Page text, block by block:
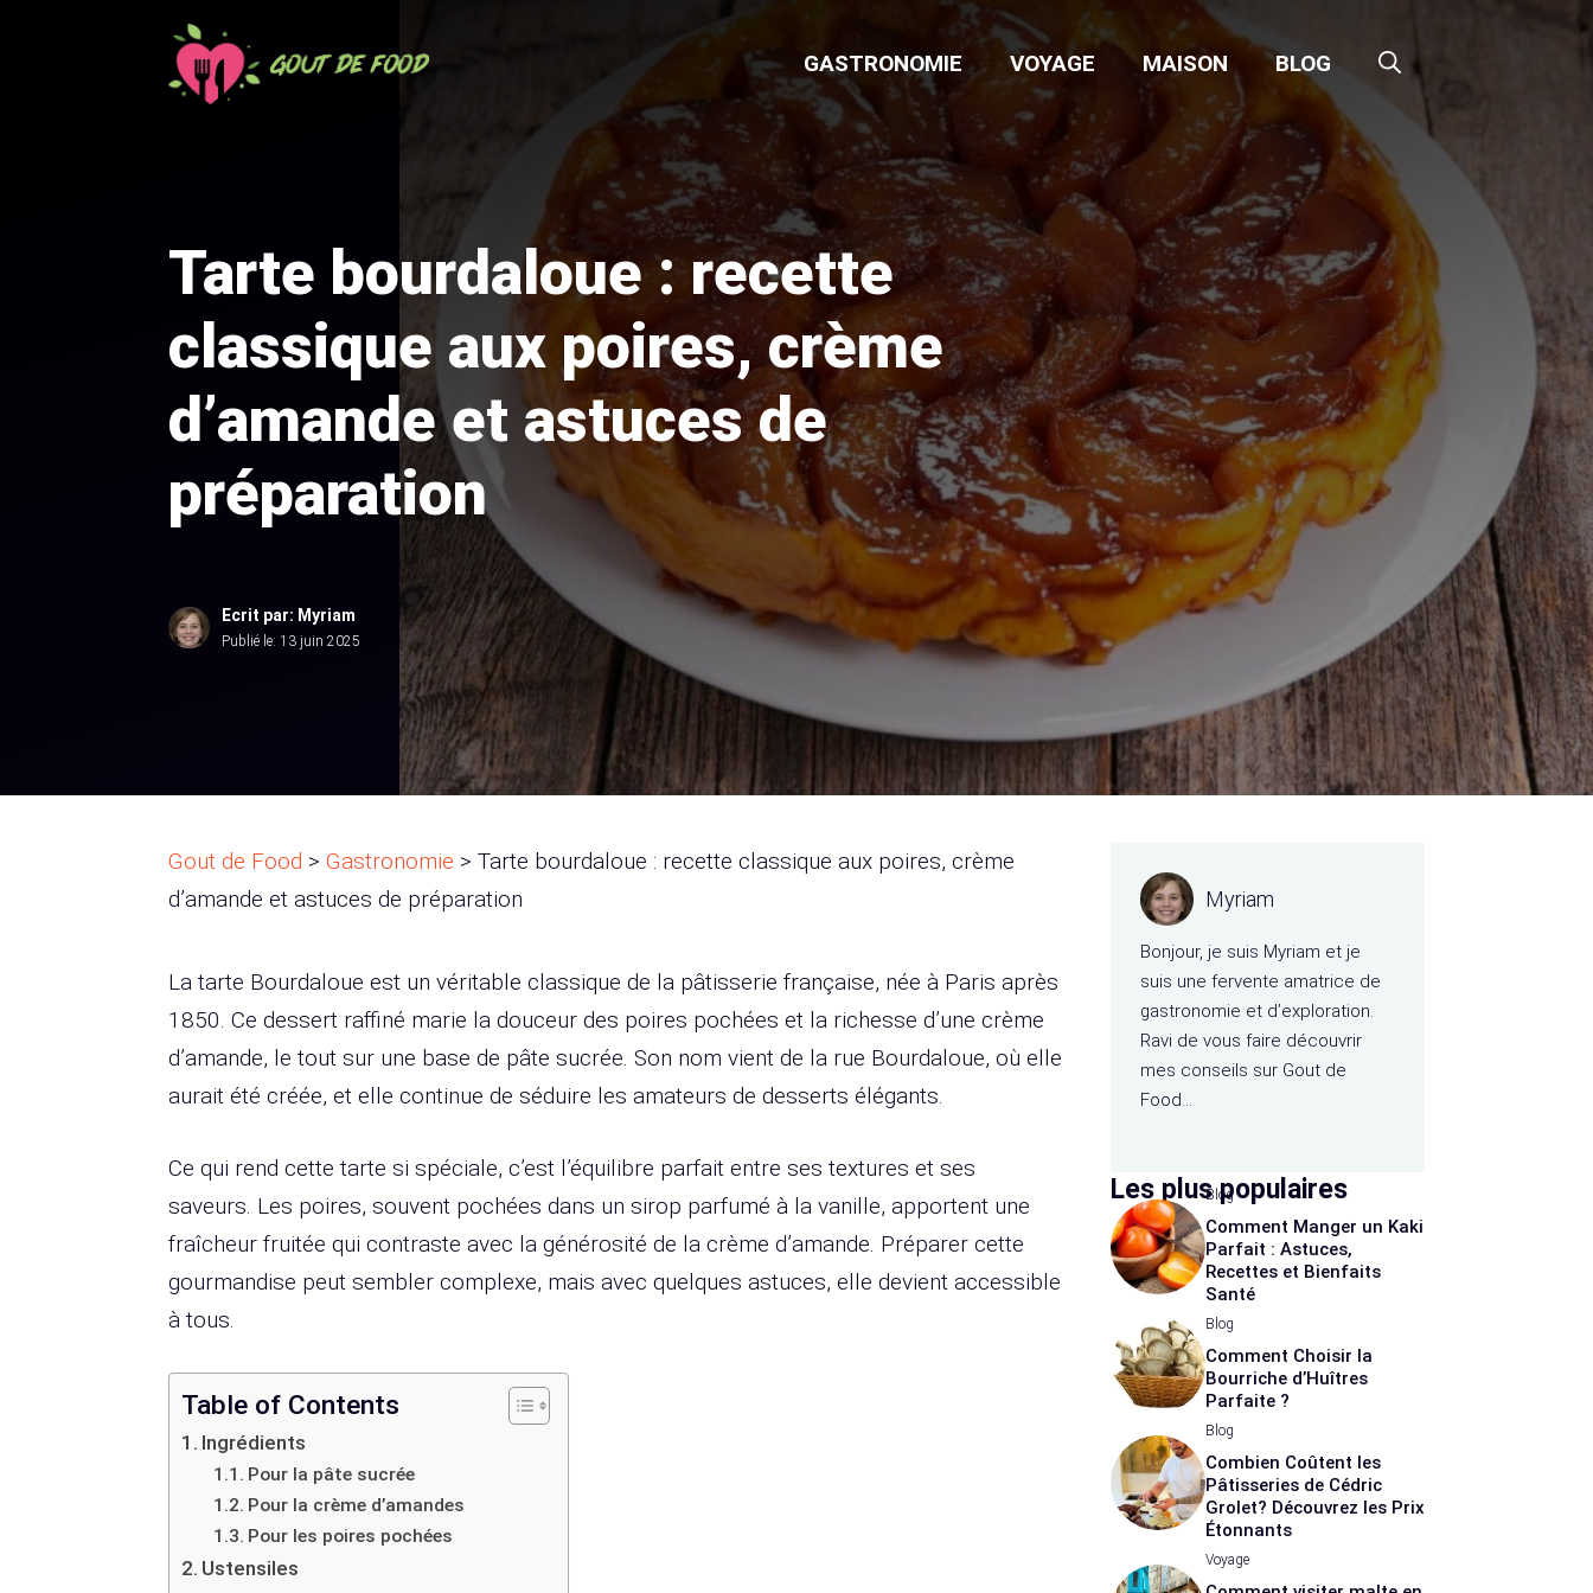
GASTRONOMIE VOYAGE MAISON BLOG
Tarte bourdaloue : recette
classique aux poires, crème
d’amande et astuces de
préparation
Ecrit par: Myriam
Publié le: 13 juin 2025
Gout de Food > Gastronomie > Tarte bourdaloue : recette classique aux poires, crème
d’amande et astuces de préparation
La tarte Bourdaloue est un véritable classique de la pâtisserie française, née à Paris après
1850. Ce dessert raffiné marie la douceur des poires pochées et la richesse d’une crème
d’amande, le tout sur une base de pâte sucrée. Son nom vient de la rue Bourdaloue, où elle
aurait été créée, et elle continue de séduire les amateurs de desserts élégants.
Ce qui rend cette tarte si spéciale, c’est l’équilibre parfait entre ses textures et ses
saveurs. Les poires, souvent pochées dans un sirop parfumé à la vanille, apportent une
fraîcheur fruitée qui contraste avec la générosité de la crème d’amande. Préparer cette
gourmandise peut sembler complexe, mais avec quelques astuces, elle devient accessible
à tous.
Table of Contents
Ingrédients
Pour la pâte sucrée
Pour la crème d’amandes
Pour les poires pochées
Ustensiles
Myriam
Bonjour, je suis Myriam et je
suis une fervente amatrice de
gastronomie et d’exploration.
Ravi de vous faire découvrir
mes conseils sur Gout de
Food…
Les plus populaires
Blog
Comment Manger un Kaki
Parfait : Astuces,
Recettes et Bienfaits
Santé
Blog
Comment Choisir la
Bourriche d’Huîtres
Parfaite ?
Blog
Combien Coûtent les
Pâtisseries de Cédric
Grolet? Découvrez les Prix
Étonnants
Voyage